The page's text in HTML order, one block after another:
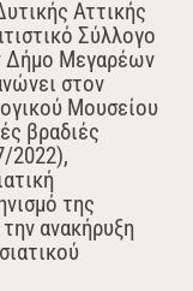
Αττικής
Σύλλογο
Δήμο Μεγαρέων
στον
Μουσείου
βραδιές
2022),
της
ανακήρυξη